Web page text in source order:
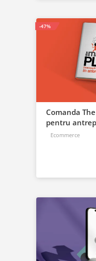
Comanda
pentru
Ecommerce
-47%